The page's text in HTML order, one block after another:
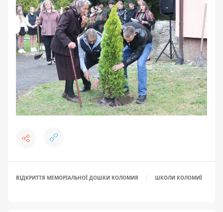
ВІДКРИТТЯ МЕМОРІАЛЬНОЇ ДОШКИ КОЛОМИЯ ШКОЛИ КОЛОМИЇ